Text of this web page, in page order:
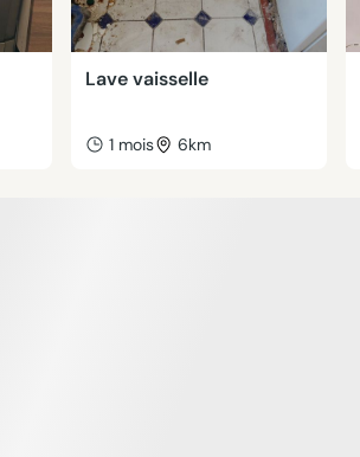
Lave vaisselle
1 mois 6km